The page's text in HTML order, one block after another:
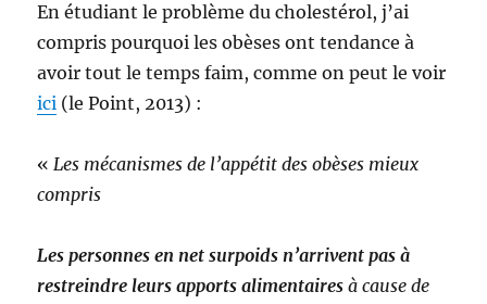
En étudiant le problème du cholestérol, j’ai
compris pourquoi les obèses ont tendance à
avoir tout le temps faim, comme on peut le voir
ici (le Point, 2013) :
«Les mécanismes de l’appétit des obèses mieux
compris
Les personnes en net surpoids n’arrivent pas à
restreindre leurs apports alimentaires à cause de